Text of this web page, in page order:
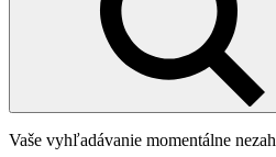
Vaše vyhľadávanie momentálne